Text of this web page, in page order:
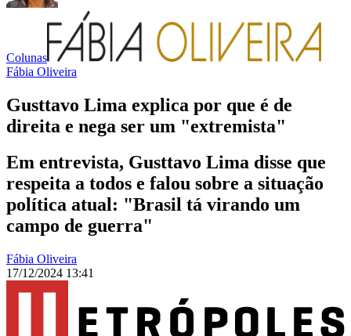
Colunas
Fábia Oliveira
Gusttavo Lima explica por que é de
direita e nega ser um "extremista"
Em entrevista, Gusttavo Lima disse que
respeita a todos e falou sobre a situação
política atual: "Brasil tá virando um
campo de guerra"
Fábia Oliveira
17/12/2024 13:41